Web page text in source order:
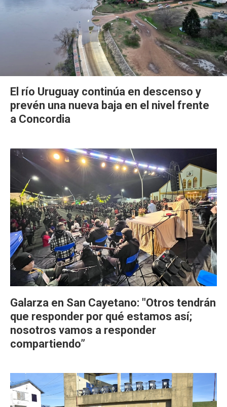
El río Uruguay continúa en descenso y
prevén una nueva baja en el nivel frente
a Concordia
Galarza en San Cayetano: "Otros tendrán
que responder por qué estamos así;
nosotros vamos a responder
compartiendo”